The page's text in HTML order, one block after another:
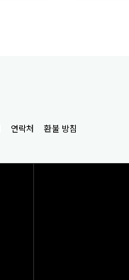
연락처 환불 방침